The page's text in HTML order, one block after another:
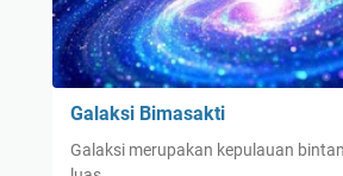
Galaksi Bimasakti
Galaksi merupakan kepulauan